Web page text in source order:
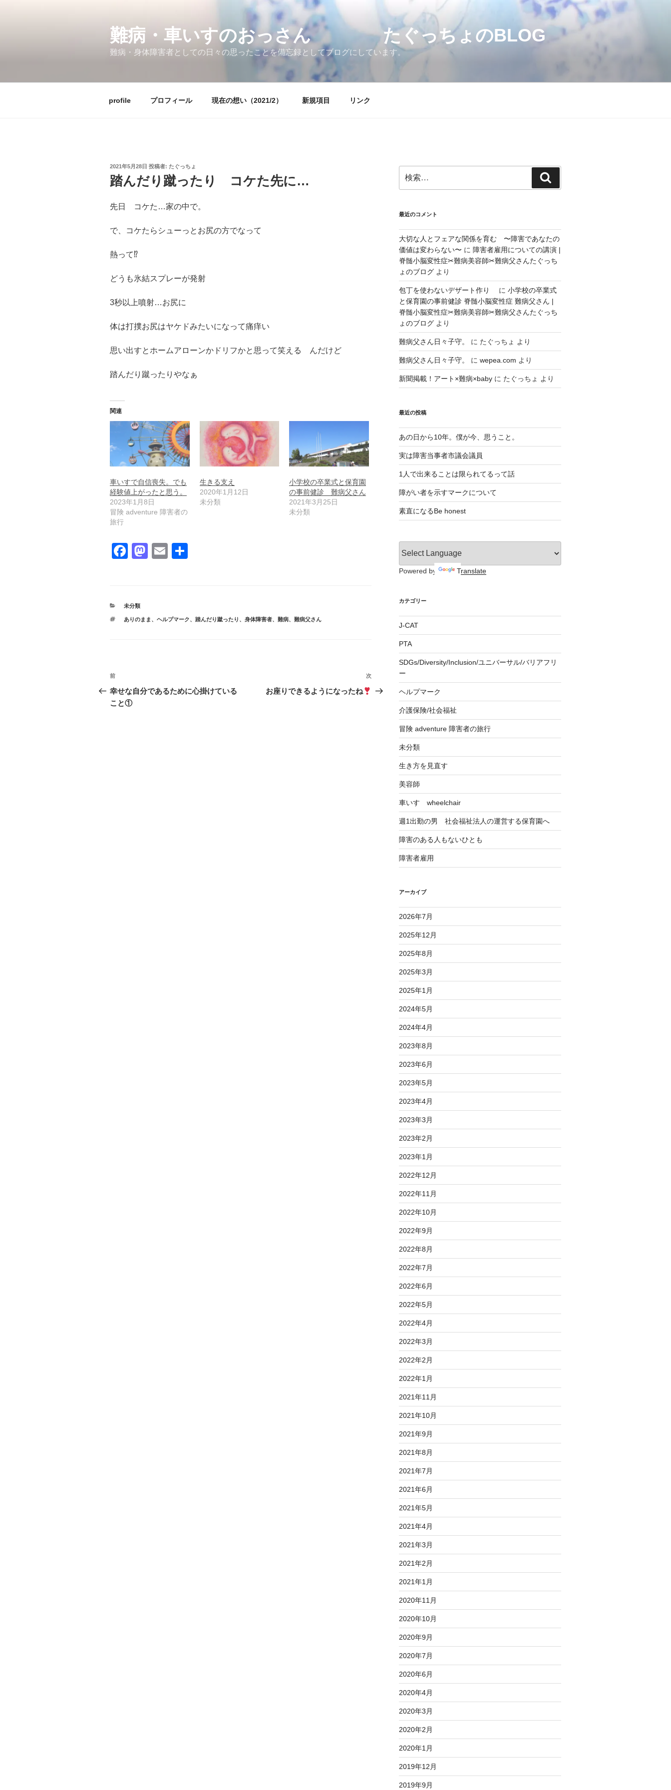
難病・車いすのおっさん たぐっちょのBLOG
難病・身体障害者としての日々の思ったことを備忘録としてブログにしています。
profile プロフィール 現在の想い（2021/2） 新規項目 リンク
投
稿
日:
2021年5月28日 投稿者: たぐっちょ
踏んだり蹴ったり コケた先に…
先日 コケた…家の中で。
で、コケたらシューっとお尻の方でなって
熱って⁉︎
どうも氷結スプレーが発射
3秒以上噴射…お尻に
体は打撲お尻はヤケドみたいになって痛痒い
思い出すとホームアローンかドリフかと思って笑える んだけど
踏んだり蹴ったりやなぁ
関連
車いすで自信喪失。でも
経験値上がったと思う。
2023年1月8日
冒険 adventure 障害者の
旅行
生きる支え
2020年1月12日
未分類
小学校の卒業式と保育園
の事前健診 難病父さん
2021年3月25日
未分類
F
e
b
M
d
E
カ
ゴ
未分類
タ
ありのまま 、 ヘルプマーク、 踏んだり蹴ったり 、 身体障害者、 難病、 難病父さん
投
稿
ナ
前
の
投
前
幸せな自分であるために心掛けている
こと①
次
の
次
お座りできるようになったね
索:
索
最近のコメント
大切な人とフェアな関係を育む 〜障害であなたの
価値は変わらない〜 に 障害者雇用についての講演 |
脊髄小脳変性症✂︎難病美容師✂︎難病父さんたぐっち
ょのブログより
包丁を使わないデザート作り に 小学校の卒業式
と保育園の事前健診 脊髄小脳変性症 難病父さん |
脊髄小脳変性症✂︎難病美容師✂︎難病父さんたぐっち
ょのブログより
難病父さん日々子守。 に たぐっちょ より
難病父さん日々子守。 に wepea.com より
新聞掲載！アート×難病×babyに たぐっちょ より
最近の投稿
あの日から10年。僕が今、思うこと。
実は障害当事者市議会議員
1人で出来ることは限られてるって話
障がい者を示すマークについて
素直になるBe honest
Powered by Translate
カテゴリー
J-CAT
PTA
SDGs/Diversity/Inclusion/ユニバーサル/バリアフリ
ー
ヘルプマーク
介護保険/社会福祉
冒険 adventure 障害者の旅行
未分類
生き方を見直す
美容師
車いす wheelchair
週1出勤の男 社会福祉法人の運営する保育園へ
障害のある人もないひとも
障害者雇用
アーカイブ
2026年7月
2025年12月
2025年8月
2025年3月
2025年1月
2024年5月
2024年4月
2023年8月
2023年6月
2023年5月
2023年4月
2023年3月
2023年2月
2023年1月
2022年12月
2022年11月
2022年10月
2022年9月
2022年8月
2022年7月
2022年6月
2022年5月
2022年4月
2022年3月
2022年2月
2022年1月
2021年11月
2021年10月
2021年9月
2021年8月
2021年7月
2021年6月
2021年5月
2021年4月
2021年3月
2021年2月
2021年1月
2020年11月
2020年10月
2020年9月
2020年7月
2020年6月
2020年4月
2020年3月
2020年2月
2020年1月
2019年12月
2019年9月